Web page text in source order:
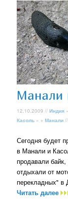
Манали
12.10.2009 //Индия
Касоль » +Манали
Сегодня будет
в Манали и
продавали
отдыхали от
перекладных"
Читать далее